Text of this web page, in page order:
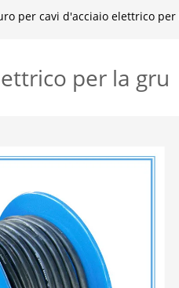
per cavi d'acciaio elettrico per
per la gru